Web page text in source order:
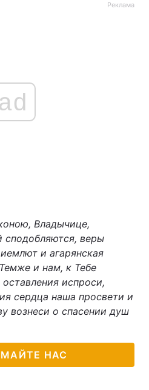
Реклама
ad
Владычице,
веры
и агарянская
и нам, к Тебе
испроси,
сердца наша просвети и
вознеси о спасении душ
НАС